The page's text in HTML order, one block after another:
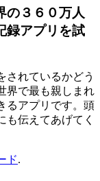
の３６０万人
録アプリを試
されているかどう
界で最も親しまれ
るアプリです。頭
も伝えてあげてく
ド.